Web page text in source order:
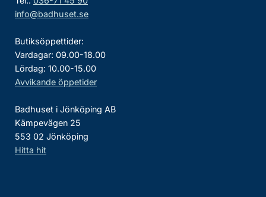
info@badhuset.se
Butiksöppettider:
Vardagar: 09.00-18.00
Lördag: 10.00-15.00
Avvikande öppetider
Badhuset i Jönköping AB
Kämpevägen 25
553 02 Jönköping
Hitta hit